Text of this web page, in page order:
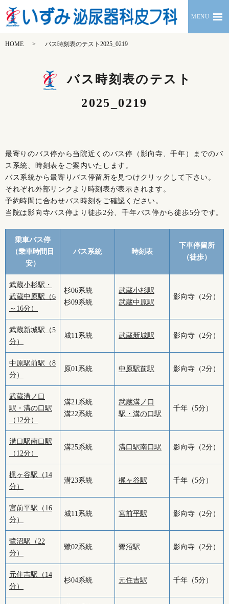
MENU
HOME バス時刻表のテスト2025_0219
バス時刻表のテスト
2025_0219
最寄りのバス停から当院近くのバス停（影向寺、千年）までのバ
ス系統、時刻表をご案内いたします。
バス系統から最寄りバス停留所を見つけクリックして下さい。
それぞれ外部リンクより時刻表が表示されます。
予約時間に合わせバス時刻をご確認ください。
当院は影向寺バス停より徒歩2分、千年バス停から徒歩5分です。
乗車バス停
（乗車時間目
安）
バス系統 時刻表
下車停留所
（徒歩）
武蔵小杉駅・
武蔵中原駅（6
～16分）
杉06系統
杉09系統
武蔵小杉駅
武蔵中原駅
影向寺（2分）
武蔵新城駅（5
分）
城11系統 武蔵新城駅 影向寺（2分）
中原駅前駅（8
分）
原01系統 中原駅前駅 影向寺（2分）
武蔵溝ノ口
駅・溝の口駅
（12分）
溝21系統
溝22系統
武蔵溝ノ口
駅・溝の口駅
千年（5分）
溝口駅南口駅
（12分）
溝25系統 溝口駅南口駅 影向寺（2分）
梶ヶ谷駅（14
分）
溝23系統 梶ヶ谷駅 千年（5分）
宮前平駅（16
分）
城11系統 宮前平駅 影向寺（2分）
鷺沼駅（22
分）
鷺02系統 鷺沼駅 影向寺（2分）
元住吉駅（14
分）
杉04系統 元住吉駅 千年（5分）